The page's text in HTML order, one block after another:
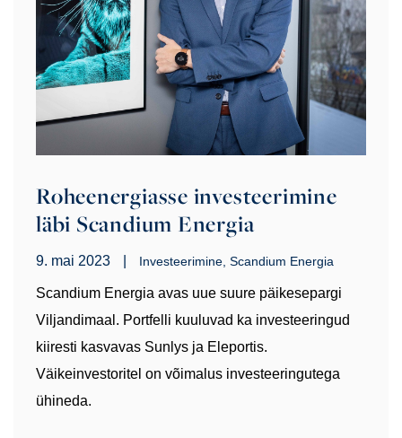
Roheenergiasse investeerimine
läbi Scandium Energia
9. mai 2023 Investeerimine Scandium Energia
Scandium Energia avas uue suure päikesepargi
Viljandimaal. Portfelli kuuluvad ka investeeringud
kiiresti kasvavas Sunlys ja Eleportis.
Väikeinvestoritel on võimalus investeeringutega
ühineda.